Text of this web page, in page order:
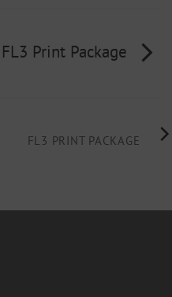
FL3 Print Package
FL3 PRINT PACKAGE